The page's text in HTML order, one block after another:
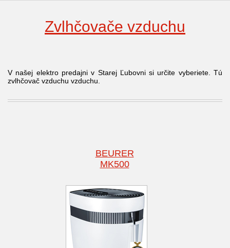
Zvlhčovače vzduchu
V našej elektro predajni v Starej Ľubovni si určite vyberiete. Tú
zvlhčovač vzduchu vzduchu.
BEURER
MK500